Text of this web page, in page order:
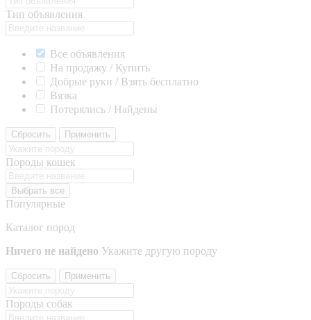
Тип объявления
Все объявления
На продажу / Купить
Добрые руки / Взять бесплатно
Вязка
Потерялись / Найдены
Сбросить Применить
Породы кошек
Выбрать все
Популярные
Каталог пород
Ничего не найдено Укажите другую породу
Сбросить Применить
Породы собак